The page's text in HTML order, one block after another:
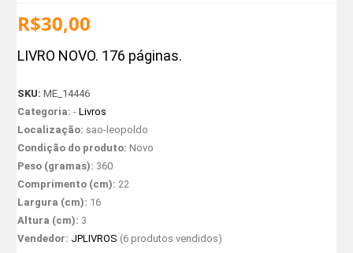
R$30,00
LIVRO NOVO. 176 páginas.
SKU:ME_14446
Categoria:-Livros
Localização: sao-leopoldo
Condição do produto: Novo
Peso (gramas): 360
Comprimento (cm): 22
Largura (cm): 16
Altura (cm): 3
Vendedor: JPLIVROS (6 produtos vendidos)